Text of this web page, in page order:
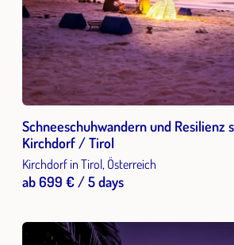
Schneeschuhwandern und Resilienz
Kirchdorf / Tirol
Kirchdorf in Tirol, Österreich
ab 699 € / 5 days